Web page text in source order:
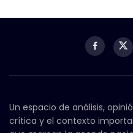
Un espacio de análisis,
crítica y el contexto